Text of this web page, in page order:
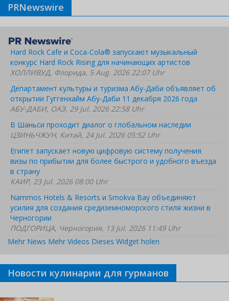
PRNewswire
Hard Rock Cafe и Coca-Cola® запускают музыкальный
конкурс Hard Rock Rising для начинающих артистов
ХОЛЛИВУД, Флорида, 5 Aug. 2026 22:07 Uhr
Департамент культуры и туризма Абу-Даби объявляет об
открытии Гуггенхайм Абу-Даби 11 декабря 2026 года
АБУ-ДАБИ, ОАЭ, 29 Jul. 2026 22:58 Uhr
В Шаньси проходит диалог о глобальном наследии
ЦЗИНЬЧЖУН, Китай, 24 Jul. 2026 05:52 Uhr
Египет запускает новую цифровую систему получения
визы по прибытии для более быстрого и удобного въезда
в страну
КАИР, 23 Jul. 2026 08:00 Uhr
Nammos Hotels & Resorts и Smokva Bay объединяют
усилия для создания средиземноморского стиля жизни в
Черногории
ПОДГОРИЦА, Черногория, 13 Jul. 2026 11:49 Uhr
Mehr News Mehr Videos Dieses Widget holen
Новости кулинарии для гурманов